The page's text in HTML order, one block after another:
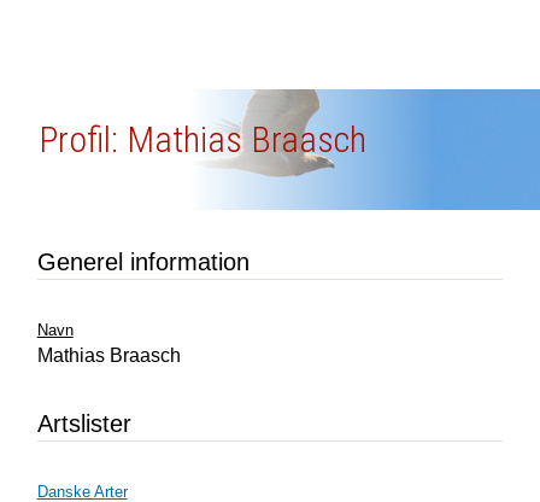
Profil: Mathias Braasch
Generel information
Navn
Mathias Braasch
Artslister
Danske Arter